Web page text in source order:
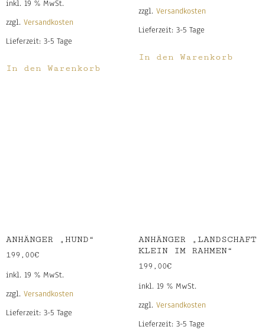
inkl. 19 % MwSt.
zzgl. Versandkosten
Lieferzeit: 3-5 Tage
In den Warenkorb
zzgl. Versandkosten
Lieferzeit: 3-5 Tage
In den Warenkorb
ANHÄNGER „HUND“
199,00€
inkl. 19 % MwSt.
zzgl. Versandkosten
Lieferzeit: 3-5 Tage
ANHÄNGER „LANDSCHAFT
KLEIN IM RAHMEN“
199,00€
inkl. 19 % MwSt.
zzgl. Versandkosten
Lieferzeit: 3-5 Tage